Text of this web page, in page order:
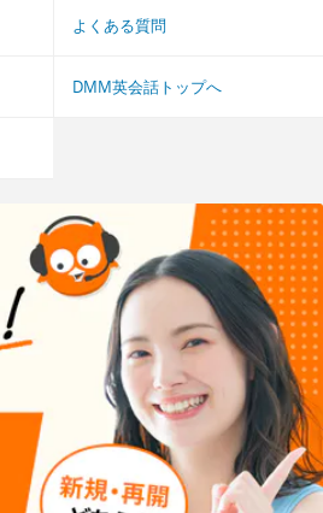
よくある質問
DMM英会話トップへ